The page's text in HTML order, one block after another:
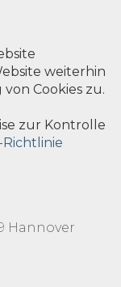
weiterhin
Cookies zu.
zur Kontrolle
Richtlinie
Hannover